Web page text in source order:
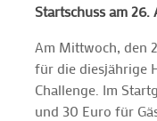
Startschuss am 26.
Am Mittwoch, den
für die diesjährige
Challenge. Im
und 30 Euro für